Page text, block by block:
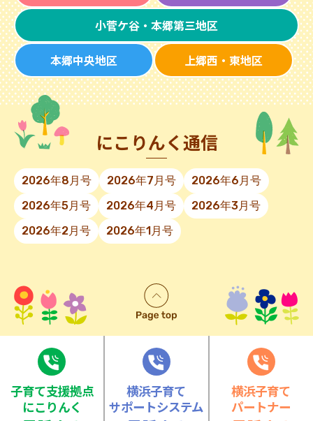
小菅ケ谷・本郷第三地区
本郷中央地区 上郷西・東地区
にこりんく通信
2026年8月号 2026年7月号
2026年6月号
2026年5月号
2026年4月号
2026年3月号
2026年2月号
2026年1月号
⼦育て⽀援拠点
にこりんく
横浜子育て
サポートシステム
横浜子育て
パートナー